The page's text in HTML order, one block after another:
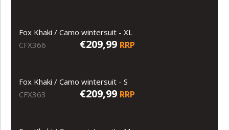
Fox Khaki / Camo wintersuit - XL
CFX366
€209,99 RRP
Fox Khaki / Camo wintersuit - S
CFX363
€209,99 RRP